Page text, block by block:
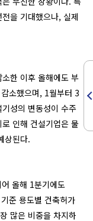
을 기대했으나, 실제
한 이후 올해에도 부
소했으며, 1월부터 3
성의 변동성이 수주
인해 건설기업은 물
상된다.
올해 1분기에도
준 용도별 건축허가
많은 비중을 차지하